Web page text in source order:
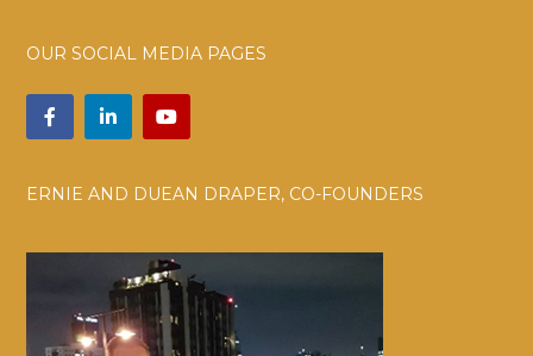
OUR SOCIAL MEDIA PAGES
ERNIE AND DUEAN DRAPER, CO-FOUNDERS